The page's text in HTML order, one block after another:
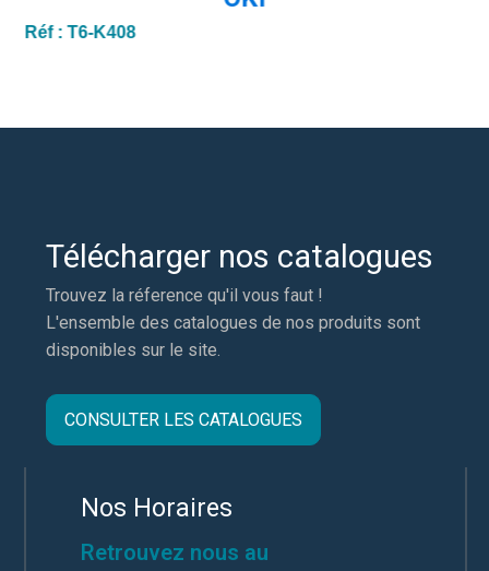
Réf :T6-K408
Télécharger nos catalogues
Trouvez la réference qu'il vous faut !
L'ensemble des catalogues de nos produits sont
disponibles sur le site.
CONSULTER LES CATALOGUES
Nos Horaires
Retrouvez nous au